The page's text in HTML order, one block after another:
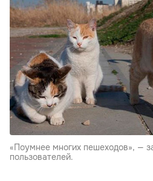
«Поумнее многих пешеходов», —
пользователей.